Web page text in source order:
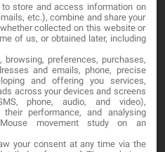
store and access information on
etc.), combine and share your
collected on this website or
of us, or obtained later, including
preferences, purchases,
and emails, phone, precise
and offering you services,
across your devices and screens
phone, audio, and video),
their performance, and analysing
movement study on an
your consent at any time via the